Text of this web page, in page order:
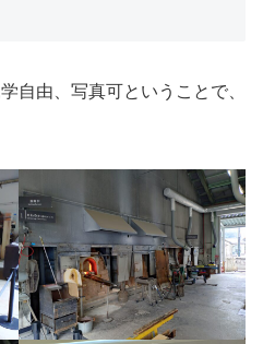
自由、写真可ということで、